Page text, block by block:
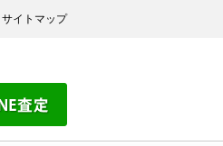
サイトマップ